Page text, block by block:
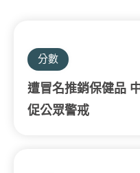
分數
遭冒名推銷保健品
促公眾警戒